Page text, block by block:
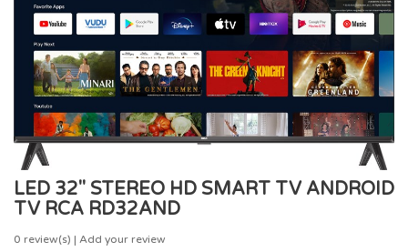
LED 32" STEREO HD SMART TV ANDROID
TV RCA RD32AND
0 review(s) | Add your review